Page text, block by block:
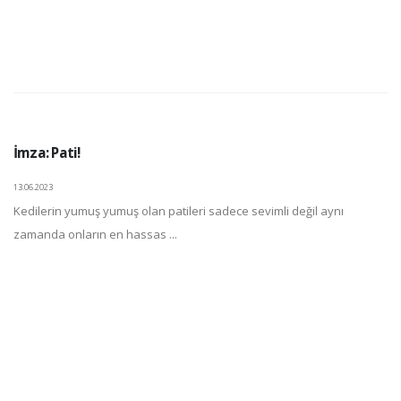
İmza: Pati!
13.06.2023
Kedilerin yumuş yumuş olan patileri sadece sevimli değil aynı
zamanda onların en hassas ...